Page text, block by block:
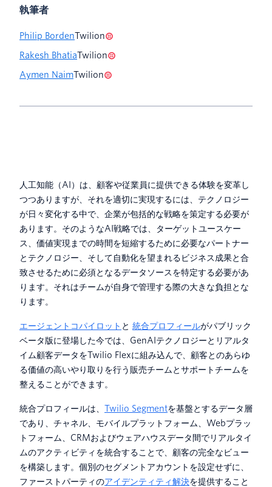
執筆者
Philip BordenTwilion
Rakesh BhatiaTwilion
Aymen NaimTwilion
人工知能（AI）は、顧客や従業員に提供できる体験を変革し
つつありますが、それを適切に実現するには、テクノロジー
が日々変化する中で、企業が包括的な戦略を策定する必要が
あります。そのようなAI戦略では、ターゲットユースケー
ス、価値実現までの時間を短縮するために必要なパートナー
とテクノロジー、そして自動化を望まれるビジネス成果と合
致させるために必須となるデータソースを特定する必要があ
ります。それはチームが自身で管理する際の大きな負担とな
ります。
エージェントコパイロット と 統合プロフィールがパブリック
ベータ版に登場した今では、GenAIテクノロジーとリアルタ
イム顧客データをTwilio Flexに組み込んで、顧客とのあらゆ
る価値の高いやり取りを行う販売チームとサポートチームを
整えることができます。
統合プロフィールは、 Twilio Segmentを基盤とするデータ層
であり、チャネル、モバイルプラットフォーム、Webプラッ
トフォーム、CRMおよびウェアハウスデータ間でリアルタイ
ムのアクティビティを統合することで、顧客の完全なビュー
を構築します。個別のセグメントアカウントを設定せずに、
ファーストパーティのアイデンティティ解決を提供すること